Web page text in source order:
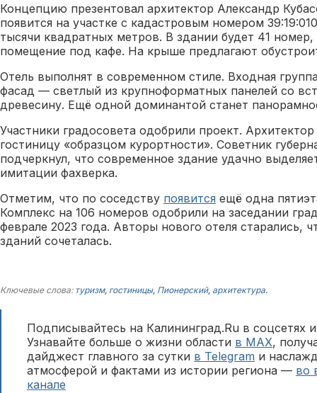
Концепцию презентовал архитектор Александр
появится на участке с кадастровым номером
тысячи квадратных метров. В здании будет 41
помещение под кафе. На крыше предлагают
Отель выполнят в современном стиле. Входная
фасад — светлый из крупноформатных панелей со
древесину. Ещё одной доминантой станет
Участники градосовета одобрили проект.
гостиницу «образцом курортности». Советник
подчеркнул, что современное здание удачно
имитации фахверка.
Отметим, что по соседству появится ещё одна
Комплекс на 106 номеров одобрили на заседании
феврале 2023 года. Авторы нового отеля старались,
зданий сочеталась.
Ключевые слова: туризм, гостиницы, Пионерский, архитектура.
Подписывайтесь на Калининград.Ru в соцсетях
Узнавайте больше о жизни области в MAX,
дайджест главного за сутки в Telegram и
атмосферой и фактами из истории региона — во
канале